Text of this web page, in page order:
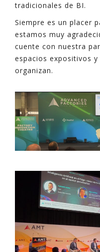
tradicionales de BI.
Siempre es un placer
estamos muy
cuente con nuestra
espacios expositivos
organizan.